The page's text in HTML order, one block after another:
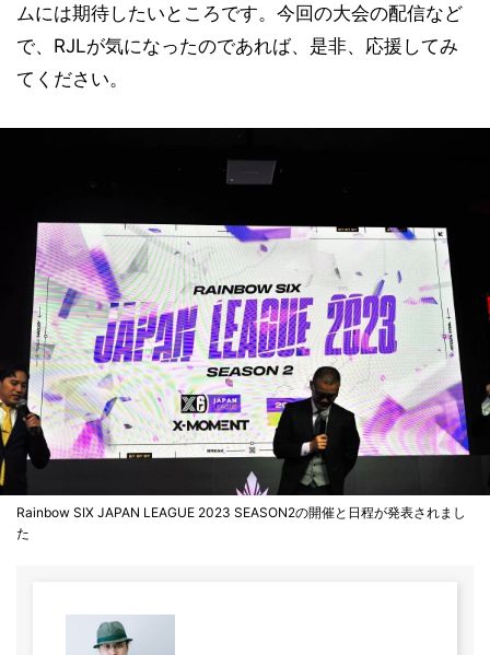
ムには期待したいところです。今回の大会の配信など
で、RJLが気になったのであれば、是非、応援してみ
てください。
Rainbow SIX JAPAN LEAGUE 2023 SEASON2の開催と日程が発表されまし
た